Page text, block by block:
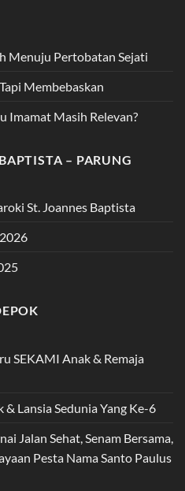
Menuju Pertobatan Sejati
Membebaskan
Imamat Masih Relevan?
– PARUNG
St. Joannes Baptista
SEKAMI Anak & Remaja
Lansia Sedunia Yang Ke-6
Jalan Sehat, Senam Bersama,
Pesta Nama Santo Paulus